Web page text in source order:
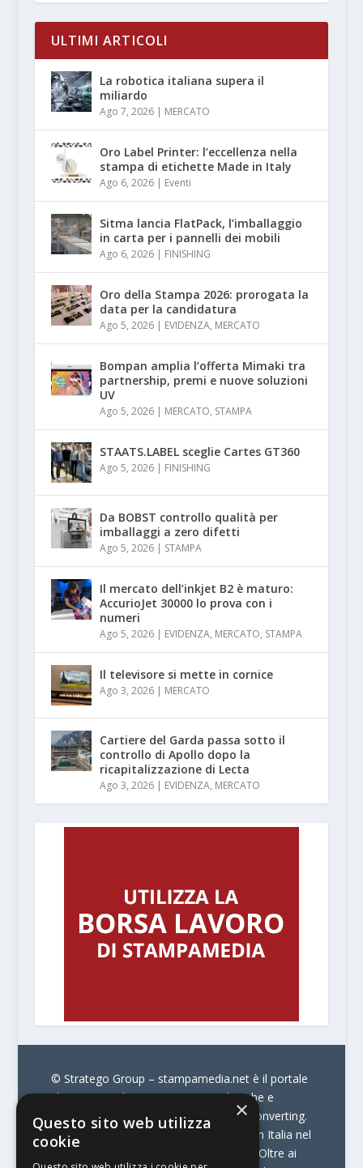
ULTIMI ARTICOLI
La robotica italiana supera il
miliardo
Ago 7, 2026| MERCATO
Oro Label Printer: l’eccellenza nella
stampa di etichette Made in Italy
Ago 6, 2026| Eventi
Sitma lancia FlatPack, l’imballaggio
in carta per i pannelli dei mobili
Ago 6, 2026| FINISHING
Oro della Stampa 2026: prorogata la
data per la candidatura
Ago 5, 2026| EVIDENZA, MERCATO
Bompan amplia l’offerta Mimaki tra
partnership, premi e nuove soluzioni
UV
Ago 5, 2026| MERCATO, STAMPA
STAATS.LABEL sceglie Cartes GT360
Ago 5, 2026| FINISHING
Da BOBST controllo qualità per
imballaggi a zero difetti
Ago 5, 2026| STAMPA
Il mercato dell’inkjet B2 è maturo:
AccurioJet 30000 lo prova con i
numeri
Ago 5, 2026| EVIDENZA, MERCATO, STAMPA
Il televisore si mette in cornice
Ago 3, 2026| MERCATO
Cartiere del Garda passa sotto il
controllo di Apollo dopo la
ricapitalizzazione di Lecta
Ago 3, 2026| EVIDENZA, MERCATO
© Stratego Group – stampamedia.net è il portale
che racconta le innovazioni tecnologiche e
l’attualità delle aziende di stampa e di converting.
È il portale di riferimento per chi opera in Italia nel
settore della comunicazione stampata. Oltre ai
×
Questo sito web utilizza
cookie